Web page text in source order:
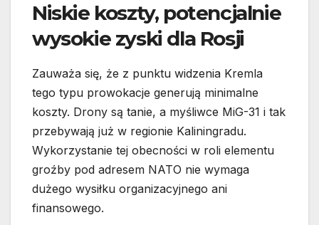
Niskie koszty, potencjalnie
wysokie zyski dla Rosji
Zauważa się, że z punktu widzenia Kremla
tego typu prowokacje generują minimalne
koszty. Drony są tanie, a myśliwce MiG-31 i tak
przebywają już w regionie Kaliningradu.
Wykorzystanie tej obecności w roli elementu
groźby pod adresem NATO nie wymaga
dużego wysiłku organizacyjnego ani
finansowego.